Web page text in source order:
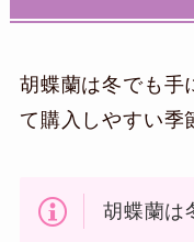
胡蝶蘭は冬でも手
て購入しやすい季
胡蝶蘭は